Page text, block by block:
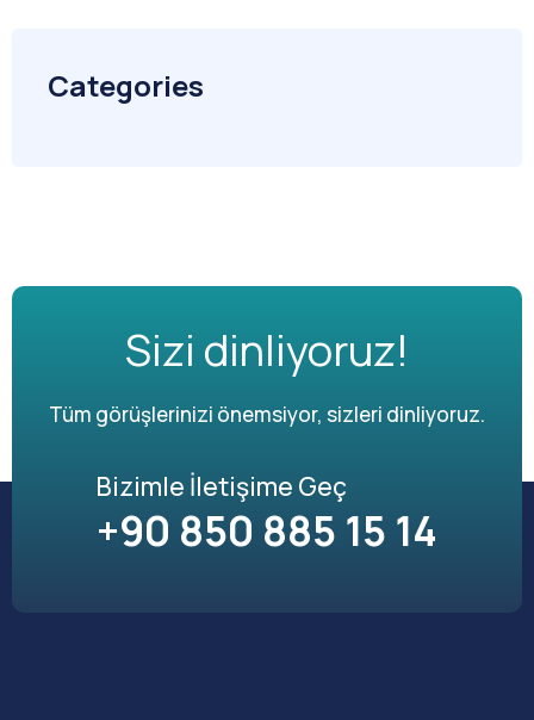
Categories
Sizi dinliyoruz!
Tüm görüşlerinizi önemsiyor, sizleri dinliyoruz.
Bizimle İletişime Geç
+90 850 885 15 14